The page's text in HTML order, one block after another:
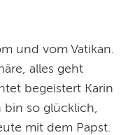
und vom Vatikan.
alles geht
begeistert Karin
bin so glücklich,
mit dem Papst.